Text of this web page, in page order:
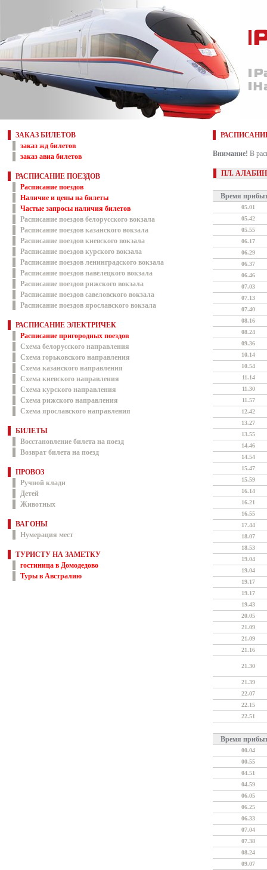
ЗАКАЗ БИЛЕТОВ
заказ жд билетов
заказ авиа билетов
РАСПИСАНИЕ ПОЕЗДОВ
Расписание поездов
Наличие и цены на билеты
Частые запросы наличия билетов
Расписание поездов белорусского вокзала
Расписание поездов казанского вокзала
Расписание поездов киевского вокзала
Расписание поездов курского вокзала
Расписание поездов ленинградского вокзала
Расписание поездов павелецкого вокзала
Расписание поездов рижского вокзала
Расписание поездов савеловского вокзала
Расписание поездов ярославского вокзала
РАСПИСАНИЕ ЭЛЕКТРИЧЕК
Расписание пригородных поездов
Схема белорусского направления
Схема горьковского направления
Схема казанского направления
Схема киевского направления
Схема курского направления
Схема рижского направления
Схема ярославского направления
БИЛЕТЫ
Восстановление билета на поезд
Возврат билета на поезд
ПРОВОЗ
Ручной клади
Детей
Животных
ВАГОНЫ
Нумерация мест
ТУРИСТУ НА ЗАМЕТКУ
гостиница в Домодедово
Туры в Австралию
Внимание! В
ПЛ.
Время
05.01
05.42
05.55
06.17
06.29
06.37
06.46
07.03
07.13
07.40
08.16
08.24
09.36
10.14
10.54
11.14
11.30
11.57
12.42
13.27
13.55
14.46
14.54
15.47
15.59
16.14
16.21
16.55
17.44
18.07
18.53
19.04
19.04
19.17
19.17
19.43
20.05
21.09
21.09
21.16
21.30
21.39
22.07
22.15
22.51
Время
00.04
00.55
04.51
04.59
06.05
06.25
06.33
07.04
07.38
08.24
09.07